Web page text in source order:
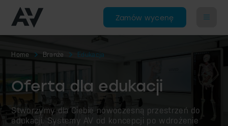
Zamów wycenę
Home Branże Edukacja
Oferta dla edukacji
Stworzymy dla Ciebie nowoczesną przestrzeń do
edukacji. Systemy AV od koncepcji po wdrożenie